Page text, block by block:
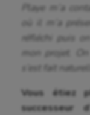
Playe m’a
où il m’a
réfléchi puis
mon projet.
s’est fait
Vous étiez
successeur